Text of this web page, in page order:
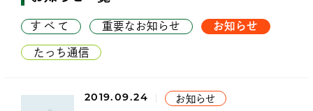
すべて 重要なお知らせ お知らせ
たっち通信
2019.09.24 お知らせ